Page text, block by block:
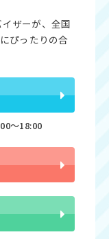
ザーが、全国
ぴったりの合
〜18:00